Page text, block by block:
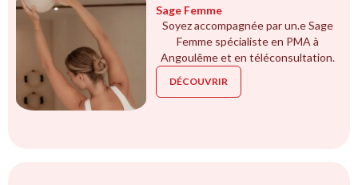
Sage Femme
Soyez accompagnée par un.e Sage
Femme spécialiste en PMA à
Angoulême et en téléconsultation.
DÉCOUVRIR